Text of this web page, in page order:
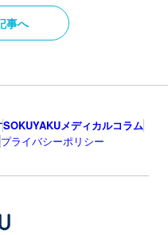
事へ
SOKUYAKUメディカルコラム
プライバシーポリシー